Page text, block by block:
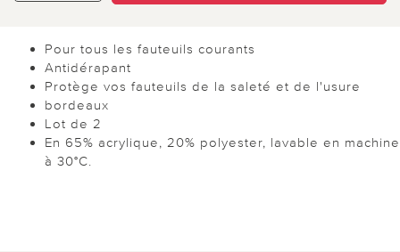
Pour tous les fauteuils courants
Antidérapant
Protège vos fauteuils de la saleté et de l'usure
bordeaux
Lot de 2
En 65% acrylique, 20% polyester, lavable en machine
à 30°C.